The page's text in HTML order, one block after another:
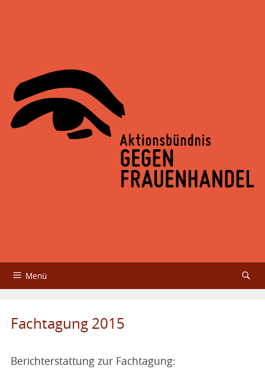
Menü
Über das Aktionsbündnis
Fachtagungen
Fachtagung 2015
Berichterstattung zur Fachtagung: